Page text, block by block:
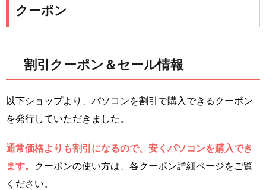
クーポン
割引クーポン＆セール情報
以下ショップより、パソコンを割引で購入できるクーポン
を発行していただきました。
通常価格よりも割引になるので、安くパソコンを購入でき
ます。
クーポンの使い方は、各クーポン詳細ページをご覧
ください。